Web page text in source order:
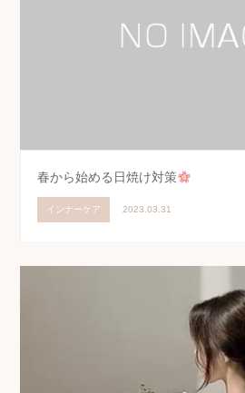
春から始める日焼け対策
インナーケア 2023.03.31